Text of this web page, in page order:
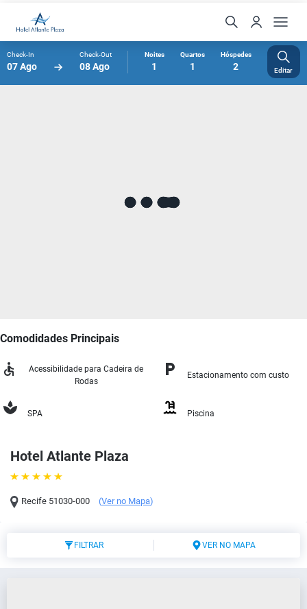
Check-In
07 Ago
Check-Out
08 Ago
Noites
1
Quartos
1
Hóspedes
2 Editar
Hotel Atlante Plaza
Recife 51030-000 (Ver no Mapa)
Comodidades Principais
Acessibilidade para Cadeira de
Rodas
Estacionamento com custo
SPA Piscina
FILTRAR VER NO MAPA